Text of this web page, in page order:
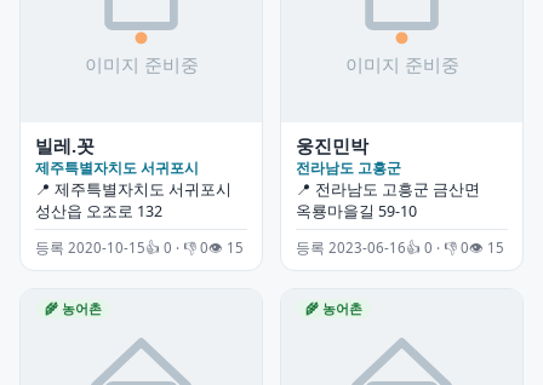
빌레.꼿
제주특별자치도 서귀포시
📍 제주특별자치도 서귀포시
성산읍 오조로 132
등록 2020-10-15👍 0 · 👎 0👁 15
웅진민박
전라남도 고흥군
📍 전라남도 고흥군 금산면
옥룡마을길 59-10
등록 2023-06-16👍 0 · 👎 0👁 15
🌾 농어촌 🌾 농어촌